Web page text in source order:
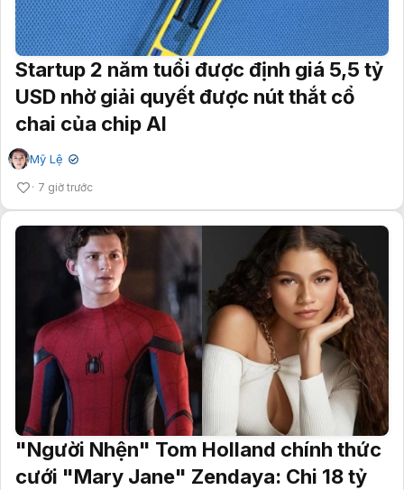
Startup 2 năm tuổi được định giá 5,5 tỷ
USD nhờ giải quyết được nút thắt cổ
chai của chip AI
Mỹ Lệ ✔
7 giờ trước
"Người Nhện" Tom Holland chính thức
cưới "Mary Jane" Zendaya: Chi 18 tỷ